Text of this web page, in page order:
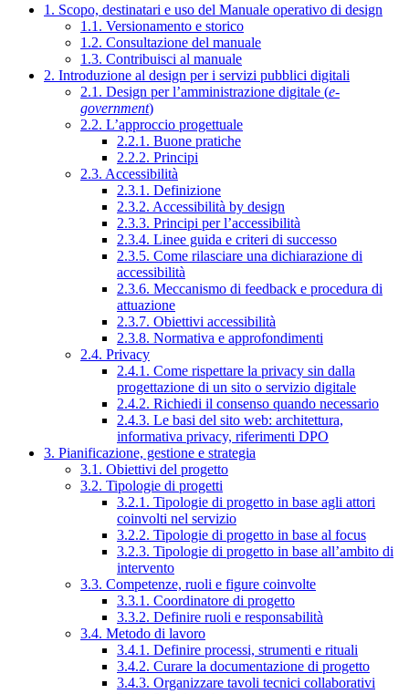
1. Scopo, destinatari e uso del Manuale operativo di design
1.1. Versionamento e storico
1.2. Consultazione del manuale
1.3. Contribuisci al manuale
2. Introduzione al design per i servizi pubblici digitali
2.1. Design per l’amministrazione digitale (e-
government)
2.2. L’approccio progettuale
2.2.1. Buone pratiche
2.2.2. Principi
2.3. Accessibilità
2.3.1. Definizione
2.3.2. Accessibilità by design
2.3.3. Principi per l’accessibilità
2.3.4. Linee guida e criteri di successo
2.3.5. Come rilasciare una dichiarazione di
accessibilità
2.3.6. Meccanismo di feedback e procedura di
attuazione
2.3.7. Obiettivi accessibilità
2.3.8. Normativa e approfondimenti
2.4. Privacy
2.4.1. Come rispettare la privacy sin dalla
progettazione di un sito o servizio digitale
2.4.2. Richiedi il consenso quando necessario
2.4.3. Le basi del sito web: architettura,
informativa privacy, riferimenti DPO
3. Pianificazione, gestione e strategia
3.1. Obiettivi del progetto
3.2. Tipologie di progetti
3.2.1. Tipologie di progetto in base agli attori
coinvolti nel servizio
3.2.2. Tipologie di progetto in base al focus
3.2.3. Tipologie di progetto in base all’ambito di
intervento
3.3. Competenze, ruoli e figure coinvolte
3.3.1. Coordinatore di progetto
3.3.2. Definire ruoli e responsabilità
3.4. Metodo di lavoro
3.4.1. Definire processi, strumenti e rituali
3.4.2. Curare la documentazione di progetto
3.4.3. Organizzare tavoli tecnici collaborativi